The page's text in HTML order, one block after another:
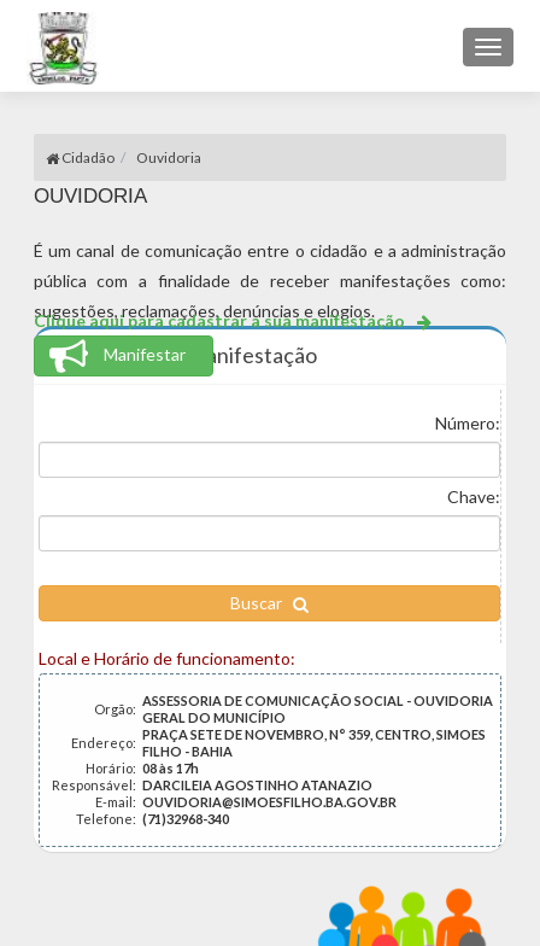
Toggle
Cidadão Ouvidoria
OUVIDORIA
É um canal de comunicação entre o cidadão e a administração
pública com a finalidade de receber manifestações como:
sugestões, reclamações, denúncias e elogios.
Consulte a sua Manifestação
Clique aqui para cadastrar a sua manifestação
Manifestar
Número:
Chave:
Buscar
Local e Horário de funcionamento:
Orgão:
ASSESSORIA DE COMUNICAÇÃO SOCIAL - OUVIDORIA
GERAL DO MUNICÍPIO
Endereço:
PRAÇA SETE DE NOVEMBRO, N° 359, CENTRO, SIMOES
FILHO - BAHIA
Horário: 08 às 17h
Responsável: DARCILEIA AGOSTINHO ATANAZIO
E-mail: OUVIDORIA@SIMOESFILHO.BA.GOV.BR
Telefone: (71)32968-340